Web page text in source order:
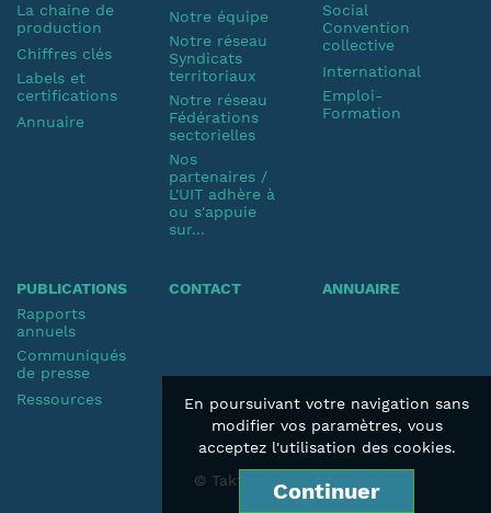
La chaine de
production
Chiffres clés
Labels et
certifications
Annuaire
Notre équipe
Notre réseau
Syndicats
territoriaux
Notre réseau
Fédérations
sectorielles
Nos
partenaires /
L'UIT adhère à
ou s'appuie
sur...
Social
Convention
collective
International
Emploi-
Formation
PUBLICATIONS
Rapports
annuels
Communiqués
de presse
Ressources
CONTACT ANNUAIRE
© Taktik 2019
En poursuivant votre navigation sans
modifier vos paramètres, vous
acceptez l'utilisation des cookies.
Continuer